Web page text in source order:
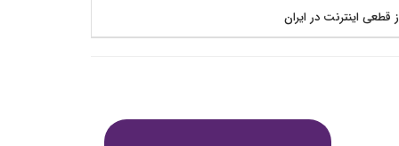
قطعی اینترنت در ایران